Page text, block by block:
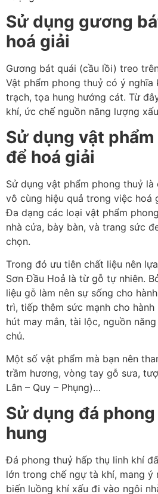
Sử dụng gương
hoá giải
Gương bát quái (cầu lồi) treo
Vật phẩm phong thuỷ có ý nghĩa
trạch, tọa hung hướng cát. Từ
khí, ức chế nguồn năng lượng
Sử dụng vật
để hoá giải
Sử dụng vật phẩm phong thuỷ là
vô cùng hiệu quả trong việc hoá
Đa dạng các loại vật phẩm
nhà cửa, bày bàn, và trang sức
chọn.
Trong đó ưu tiên chất liệu nên
Sơn Đầu Hoả là từ gỗ tự nhiên.
liệu gỗ làm nên sự sống cho
trì, tiếp thêm sức mạnh cho
hút may mắn, tài lộc, nguồn
chủ.
Một số vật phẩm mà bạn nên
trầm hương, vòng tay gỗ sưa,
Lân – Quy – Phụng)…
Sử dụng đá
hung
Đá phong thuỷ hấp thụ linh khí
lớn trong chế ngự tà khí, mang ý
biến luồng khí xấu đi vào ngôi